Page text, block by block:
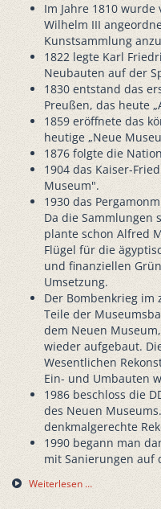
Im Jahre 1810
Wilhelm III
Kunstsammlung
1822 legte Karl
Neubauten auf der
1830 entstand das
Preußen, das heute
1859 eröffnete das
heutige „Neue
1876 folgte die
1904 das Kaiser-
Museum".
1930 das
Da die Sammlungen
plante schon Alfred
Flügel für die
und finanziellen
Umsetzung.
Der Bombenkrieg im
Teile der
dem Neuen
wieder aufgebaut.
Wesentlichen
Ein- und Umbauten
1986 beschloss die
des Neuen
denkmalgerechte
1990 begann man
mit Sanierungen auf
Weiterlesen …